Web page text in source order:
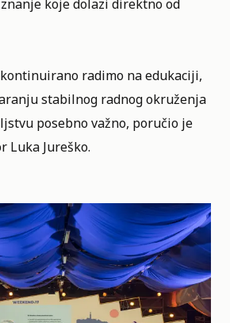
koje dolazi direktno od
radimo na edukaciji,
stabilnog radnog okruženja
posebno važno, poručio je
Luka Jureško.